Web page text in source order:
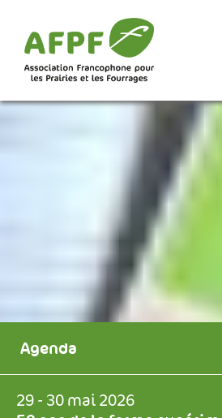
Agenda
29 - 30 mai 2026